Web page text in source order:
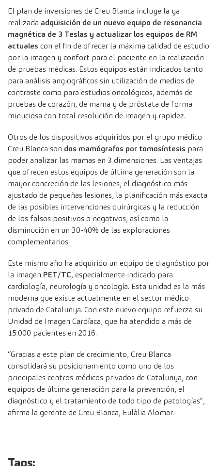
El plan de inversiones de Creu Blanca incluye la ya
realizada adquisición de un nuevo equipo de resonancia
magnética de 3 Teslas y actualizar los equipos de RM
actuales con el fin de ofrecer la máxima calidad de estudio
por la imagen y confort para el paciente en la realización
de pruebas médicas. Estos equipos están indicados tanto
para análisis angiográficos sin utilización de medios de
contraste como para estudios oncológicos, además de
pruebas de corazón, de mama y de próstata de forma
minuciosa con total resolución de imagen y rapidez.
Otros de los dispositivos adquiridos por el grupo médico
Creu Blanca son dos mamógrafos por tomosíntesis para
poder analizar las mamas en 3 dimensiones. Las ventajas
que ofrecen estos equipos de última generación son la
mayor concreción de las lesiones, el diagnóstico más
ajustado de pequeñas lesiones, la planificación más exacta
de las posibles intervenciones quirúrgicas y la reducción
de los falsos positivos o negativos, así como la
disminución en un 30-40% de las exploraciones
complementarios.
Este mismo año ha adquirido un equipo de diagnóstico por
la imagen PET/TC, especialmente indicado para
cardiología, neurología y oncología. Esta unidad es la más
moderna que existe actualmente en el sector médico
privado de Catalunya. Con este nuevo equipo refuerza su
Unidad de Imagen Cardíaca, que ha atendido a más de
15.000 pacientes en 2016.
“Gracias a este plan de crecimiento, Creu Blanca
consolidará su posicionamiento como uno de los
principales centros médicos privados de Catalunya, con
equipos de última generación para la prevención, el
diagnóstico y el tratamiento de todo tipo de patologías”,
afirma la gerente de Creu Blanca, Eulàlia Alomar.
Tags: